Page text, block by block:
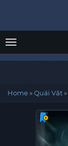
Menu
Home»Quái Vật»